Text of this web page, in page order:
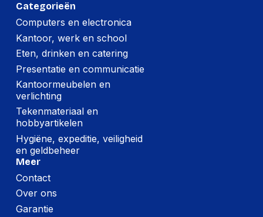
Categorieën
Computers en electronica
Kantoor, werk en school
Eten, drinken en catering
Presentatie en communicatie
Kantoormeubelen en
verlichting
Tekenmateriaal en
hobbyartikelen
Hygiëne, expeditie, veiligheid
en geldbeheer
Meer
Contact
Over ons
Garantie